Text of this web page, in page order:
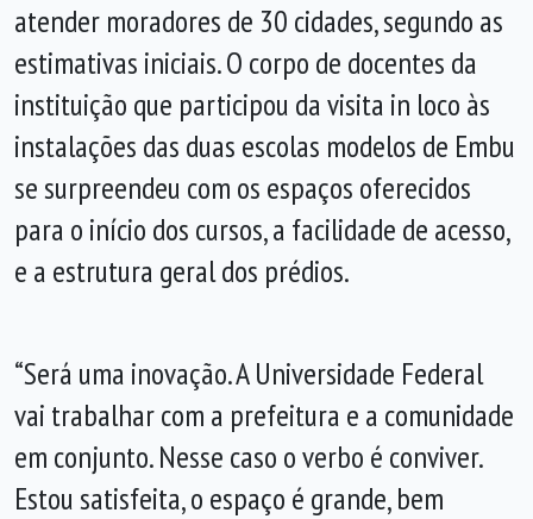
atender moradores de 30 cidades, segundo as
estimativas iniciais. O corpo de docentes da
instituição que participou da visita in loco às
instalações das duas escolas modelos de Embu
se surpreendeu com os espaços oferecidos
para o início dos cursos, a facilidade de acesso,
e a estrutura geral dos prédios.
“Será uma inovação. A Universidade Federal
vai trabalhar com a prefeitura e a comunidade
em conjunto. Nesse caso o verbo é conviver.
Estou satisfeita, o espaço é grande, bem